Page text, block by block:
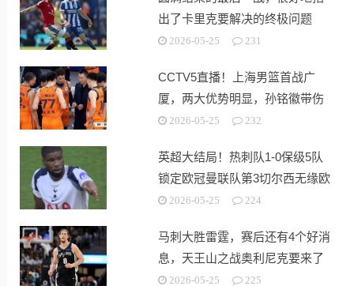
出了卡里克要解决的终极问题
2026-05-25 231
CCTV5直播！上海男篮首战广
厦，两大优势明显，孙铭徽带伤
出战！
2026-05-25 232
英超大结局！热刺队1-0保级5队
锁定欧冠曼联队第3切尔西无缘欧
战2026-05-25 224
马刺大胜雷霆，赛后还有4个好消
息，天王山之战奥利尼克要来了
2026-05-25 225